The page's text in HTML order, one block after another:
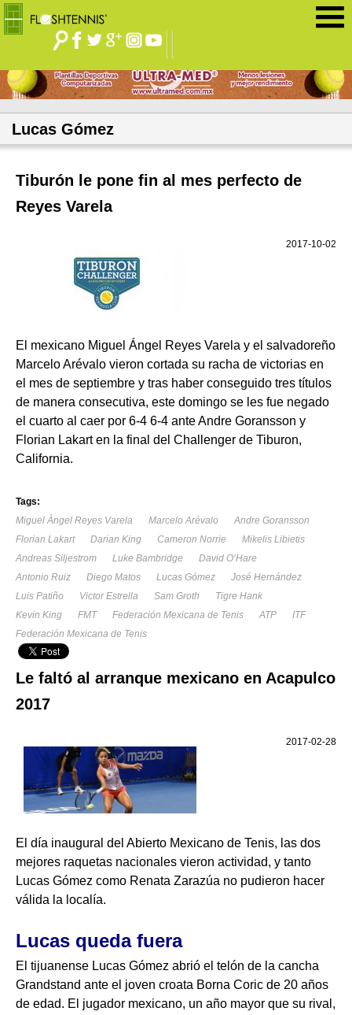
Lucas Gómez
Tiburón le pone fin al mes perfecto de
Reyes Varela
2017-10-02
El mexicano Miguel Ángel Reyes Varela y el salvadoreño
Marcelo Arévalo vieron cortada su racha de victorias en
el mes de septiembre y tras haber conseguido tres títulos
de manera consecutiva, este domingo se les fue negado
el cuarto al caer por 6-4 6-4 ante Andre Goransson y
Florian Lakart en la final del Challenger de Tiburon,
California.
Tags:
Miguel Àngel Reyes Varela
Marcelo Arévalo
Andre Goransson
Florian Lakart
Darian King Cameron Norrie
Mikelis Libietis
Andreas Siljestrom
Luke Bambridge
David O’Hare
Antonio Ruiz
Diego Matos Lucas Gómez
José Hernández
Luis Patiño
Victor Estrella Sam Groth
Tigre Hank
Kevin King
FMT Federación Mexicana de Tenis ATP
ITF
Federación Mexicana de Tenis
Le faltó al arranque mexicano en Acapulco
2017
2017-02-28
El día inaugural del Abierto Mexicano de Tenis, las dos
mejores raquetas nacionales vieron actividad, y tanto
Lucas Gómez como Renata Zarazúa no pudieron hacer
válida la localía.
Lucas queda fuera
El tijuanense Lucas Gómez abrió el telón de la cancha
Grandstand ante el joven croata Borna Coric de 20 años
de edad. El jugador mexicano, un año mayor que su rival,